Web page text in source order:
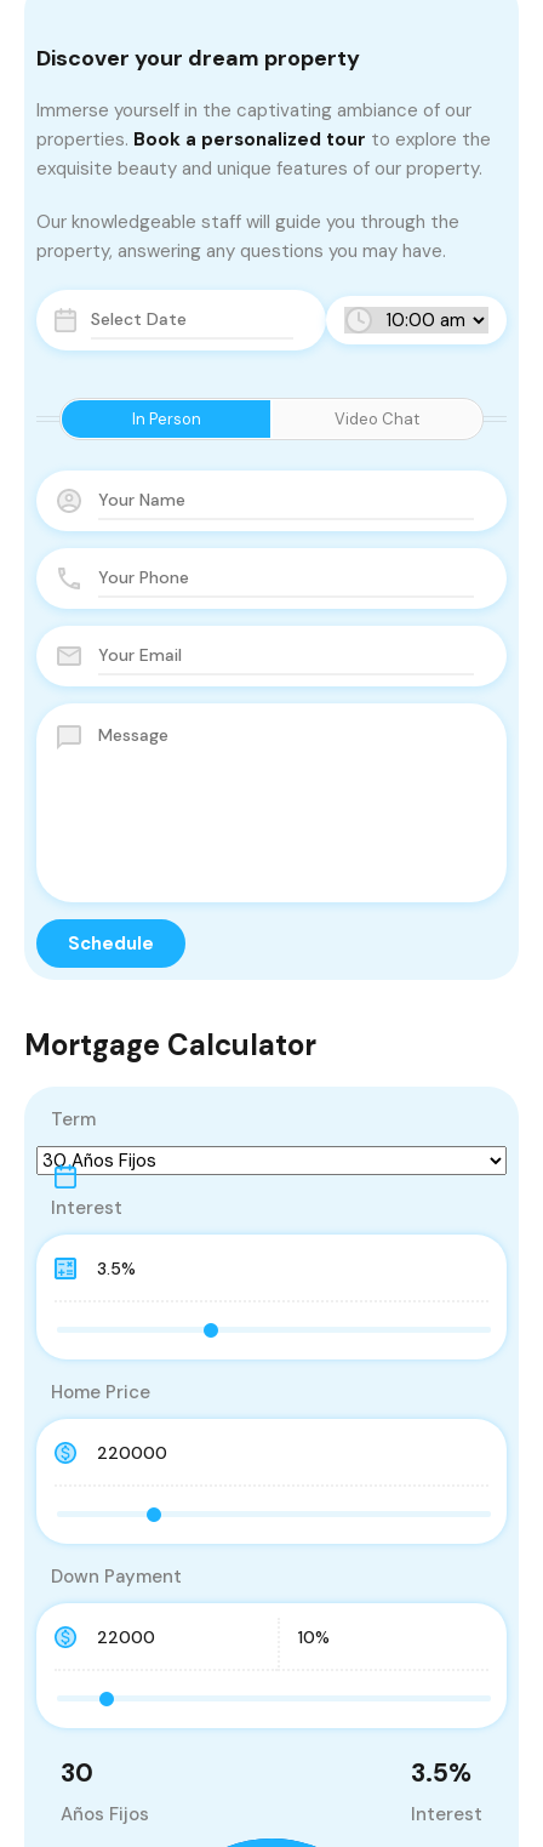
In Person Video Chat
Discover your dream property
Immerse yourself in the captivating ambiance of our
properties. Book a personalized tour to explore the
exquisite beauty and unique features of our property.
Our knowledgeable staff will guide you through the
property, answering any questions you may have.
Mortgage Calculator
Term
Interest
Home Price
Down Payment
30
Años Fijos
3.5%
Interest